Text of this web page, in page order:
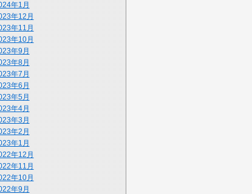
年1月
年12月
年11月
年10月
年9月
年8月
年7月
年6月
年5月
年4月
年3月
年2月
年1月
年12月
年11月
年10月
年9月